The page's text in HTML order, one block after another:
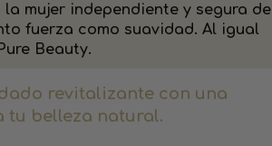
mujer independiente y segura de
fuerza como suavidad. Al igual
Beauty.
revitalizante con una
tu belleza natural.